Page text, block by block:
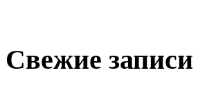
Свежие записи